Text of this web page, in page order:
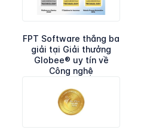
FPT Software thắng ba
giải tại Giải thưởng
Globee® uy tín về
Công nghệ